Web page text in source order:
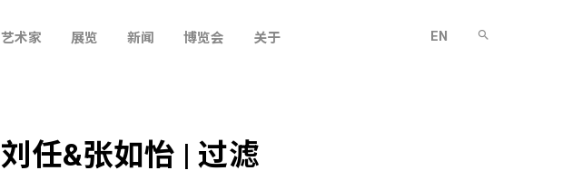
艺术家 展览 新闻 博览会 关于 EN
刘任&张如怡 | 过滤